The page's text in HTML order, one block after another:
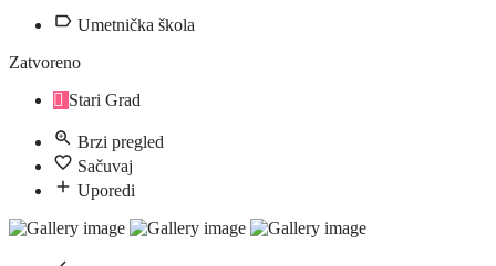
Umetnička škola
Zatvoreno
Stari Grad
Brzi pregled
Sačuvaj
Uporedi